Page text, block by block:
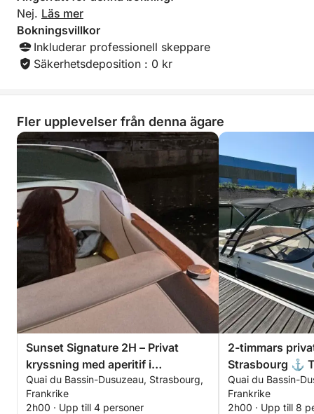
Nej. Läs mer
Bokningsvillkor
Inkluderar professionell skeppare
Säkerhetsdeposition : 0 kr
Fler upplevelser från denna ägare
Sunset Signature 2H – Privat
kryssning med aperitif i
solnedgången och foton
(Picasso)
Quai du Bassin-Dusuzeau, Strasbourg,
Frankrike
2h00 · Upp till 4 personer
2-timmars
Strasbourg ⚓
Quai du Bassin-
Frankrike
2h00 · Upp till 8